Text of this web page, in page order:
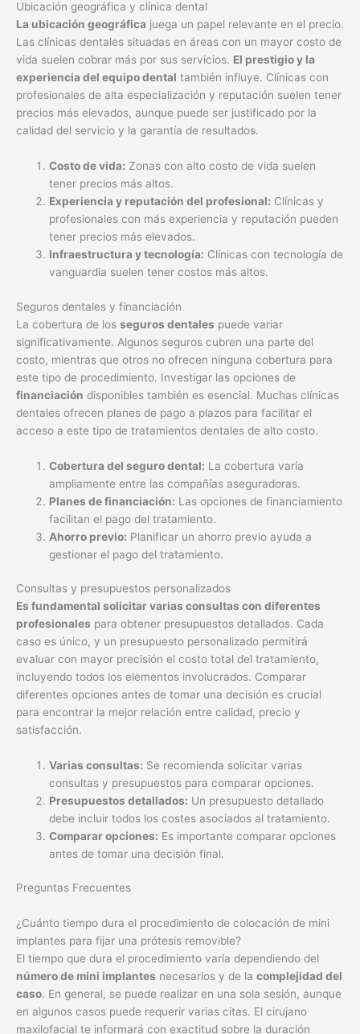
precios más elevados, aunque puede ser justificado por la
calidad del servicio y la garantía de resultados.
Costo de vida:Zonas con alto costo de vida suelen
tener precios más altos.
Experiencia y reputación del profesional:Clínicas y
profesionales con más experiencia y reputación pueden
tener precios más elevados.
vanguardia suelen tener costos más altos.
Seguros dentales y financiación
La cobertura de los seguros dentalespuede variar
significativamente. Algunos seguros cubren una parte del
costo, mientras que otros no ofrecen ninguna cobertura para
este tipo de procedimiento. Investigar las opciones de
dentales ofrecen planes de pago a plazos para facilitar el
acceso a este tipo de tratamientos dentales de alto costo.
Cobertura del seguro dental:La cobertura varía
ampliamente entre las compañías aseguradoras.
Planes de financiación:Las opciones de financiamiento
facilitan el pago del tratamiento.
Ahorro previo: Planificar un ahorro previo ayuda a
Consultas y presupuestos personalizados
Es fundamental solicitar varias consultas con diferentes
profesionales para obtener presupuestos detallados. Cada
caso es único, y un presupuesto personalizado permitirá
evaluar con mayor precisión el costo total del tratamiento,
diferentes opciones antes de tomar una decisión es crucial
para encontrar la mejor relación entre calidad, precio y
satisfacción.
Varias consultas:Se recomienda solicitar varias
consultas y presupuestos para comparar opciones.
Presupuestos detallados:Un presupuesto detallado
debe incluir todos los costes asociados al tratamiento.
Comparar opciones:
Preguntas Frecuentes
¿Cuánto tiempo dura el procedimiento de colocación de mini
implantes para fijar una prótesis removible?
El tiempo que dura el procedimiento varía dependiendo del
caso. En general, se puede realizar en una sola sesión, aunque
maxilofacial te informará con exactitud sobre la duración
estimada del procedimiento durante la consulta previa.
¿Qué tipo de mini implantes se utilizan para fijar prótesis
removibles?
Se utilizan mini implantes de titanio, biocompatibles y
diseñados específicamente para este tipo de procedimientos.